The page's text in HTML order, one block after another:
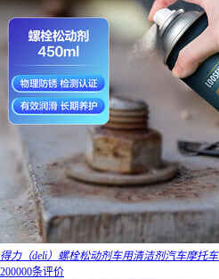
得力（deli）螺栓松动剂车用清洁剂汽车摩托
200000条评价